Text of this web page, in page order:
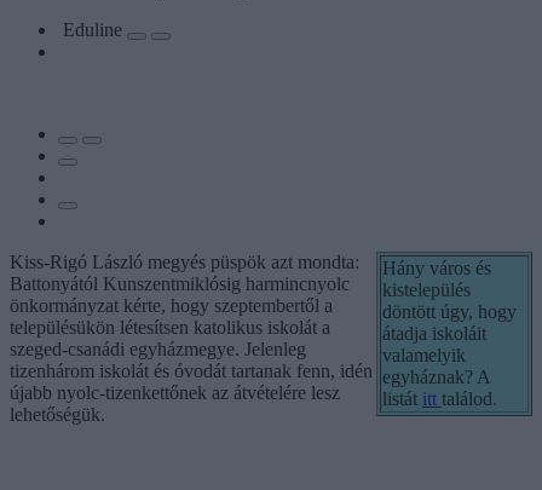
Eduline
Hány város és
kistelepülés
döntött úgy, hogy
átadja iskoláit
valamelyik
egyháznak? A
listát itt találod.
Kiss-Rigó László megyés püspök azt mondta:
Battonyától Kunszentmiklósig harmincnyolc
önkormányzat kérte, hogy szeptembertől a
településükön létesítsen katolikus iskolát a
szeged-csanádi egyházmegye. Jelenleg
tizenhárom iskolát és óvodát tartanak fenn, idén
újabb nyolc-tizenkettőnek az átvételére lesz
lehetőségük.